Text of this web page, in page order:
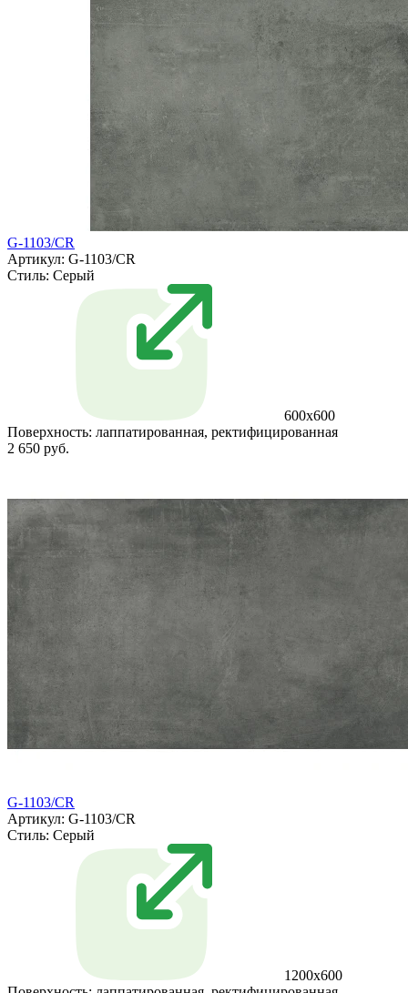
G-1103/CR
Артикул: G-1103/CR
Стиль: Серый
600x600
Поверхность: лаппатированная, ректифицированная
2 650 руб.
G-1103/CR
Артикул: G-1103/CR
Стиль: Серый
1200x600